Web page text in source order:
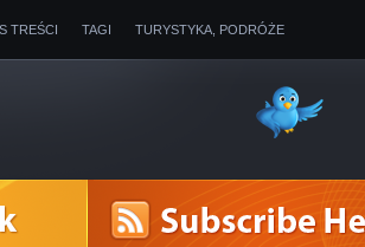
TREŚCI TAGI TURYSTYKA, PODRÓŻE